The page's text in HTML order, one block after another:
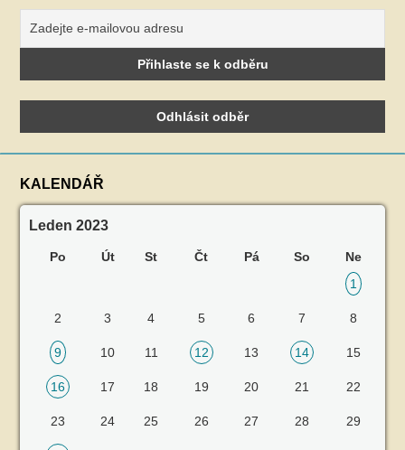
KALENDÁŘ
Leden 2023
Po Út St Čt Pá So
Ne
1
2 3 4 5 6 7 8
9 10 11 12 13 14 15
16 17 18 19 20 21 22
23 24 25 26 27 28 29